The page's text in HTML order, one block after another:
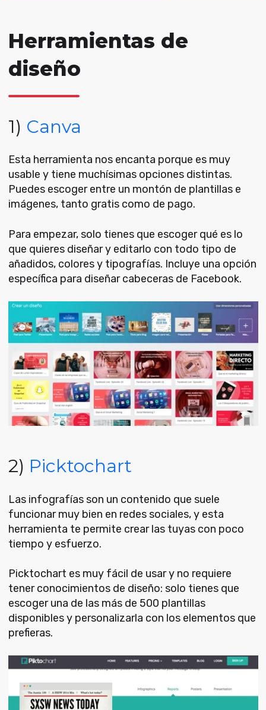
Herramientas de
diseño
1) Canva
Esta herramienta nos encanta porque es muy
usable y tiene muchísimas opciones distintas.
Puedes escoger entre un montón de plantillas e
imágenes, tanto gratis como de pago.
Para empezar, solo tienes que escoger qué es lo
que quieres diseñar y editarlo con todo tipo de
añadidos, colores y tipografías. Incluye una opción
específica para diseñar cabeceras de Facebook.
2) Picktochart
Las infografías son un contenido que suele
funcionar muy bien en redes sociales, y esta
herramienta te permite crear las tuyas con poco
tiempo y esfuerzo.
Picktochart es muy fácil de usar y no requiere
tener conocimientos de diseño: solo tienes que
escoger una de las más de 500 plantillas
disponibles y personalizarla con los elementos que
prefieras.